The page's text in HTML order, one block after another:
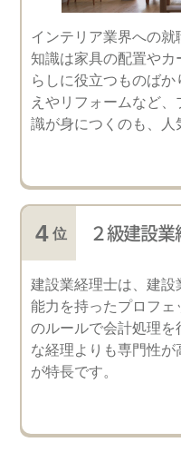
インテリア業界への
知識は家具の配置や
らしに役立つものば
えやリフォームなど
識が身につくのも、人
２級建設
建設業経理士は、建
能力を持ったプロフェ
のルールで会計処理
な経理よりも専門性
が特長です。